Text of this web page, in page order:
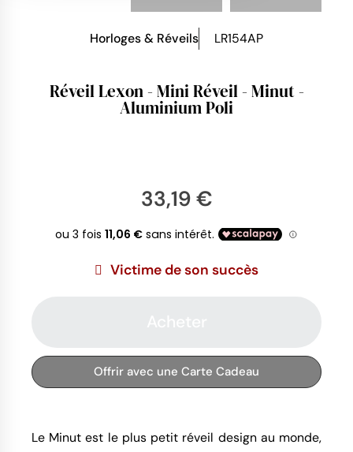
Horloges & Réveils LR154AP
Réveil Lexon - Mini Réveil - Minut -
Aluminium Poli
33,19 €
Victime de son succès
Offrir avec une Carte Cadeau
Le Minut est le plus petit réveil design au monde,